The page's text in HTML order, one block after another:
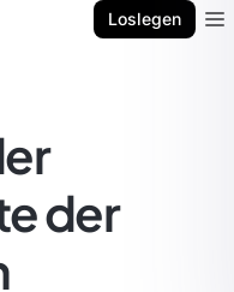
Loslegen
der